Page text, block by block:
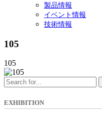
製品情報
イベント情報
技術情報
105
105
EXHIBITION